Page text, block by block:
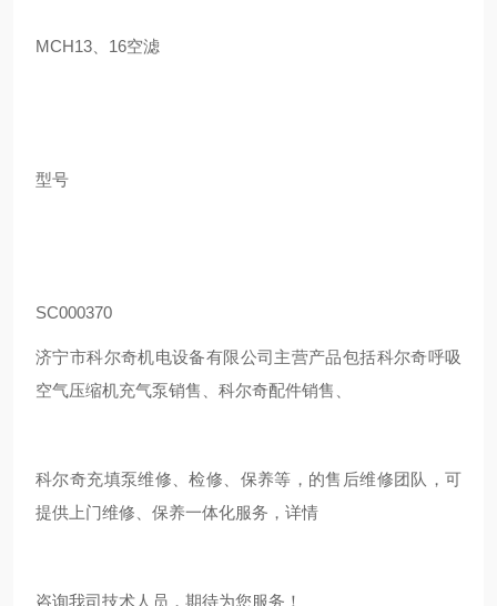
MCH13、16空滤
型号
SC000370
济宁市科尔奇机电设备有限公司主营产品包括科尔奇呼吸
空气压缩机充气泵销售、科尔奇配件销售、
科尔奇充填泵维修、检修、保养等，的售后维修团队，可
提供上门维修、保养一体化服务，详情
咨询我司技术人员，期待为您服务！